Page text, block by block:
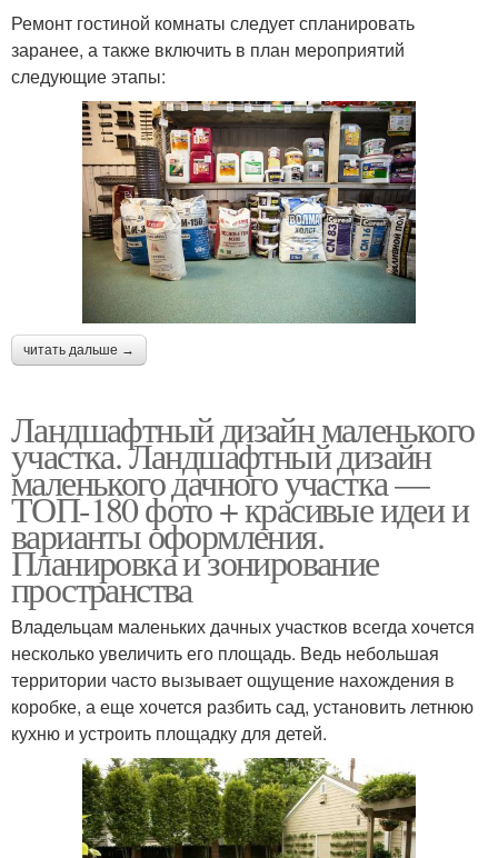
Ремонт гостиной комнаты следует спланировать
заранее, а также включить в план мероприятий
следующие этапы:
читать дальше →
Ландшафтный дизайн маленького
участка. Ландшафтный дизайн
маленького дачного участка —
ТОП-180 фото + красивые идеи и
варианты оформления.
Планировка и зонирование
пространства
Владельцам маленьких дачных участков всегда хочется
несколько увеличить его площадь. Ведь небольшая
территории часто вызывает ощущение нахождения в
коробке, а еще хочется разбить сад, установить летнюю
кухню и устроить площадку для детей.